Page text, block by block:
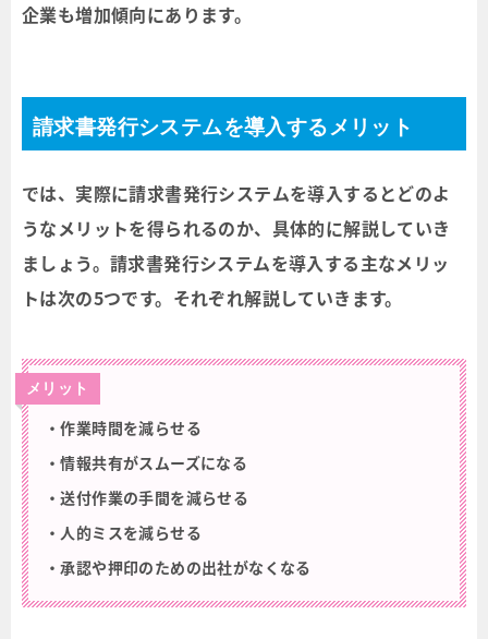
企業も増加傾向にあります。
請求書発行システムを導入するメリット
では、実際に請求書発行システムを導入するとどのよ
うなメリットを得られるのか、具体的に解説していき
ましょう。請求書発行システムを導入する主なメリッ
トは次の5つです。それぞれ解説していきます。
メリット
・作業時間を減らせる
・情報共有がスムーズになる
・送付作業の手間を減らせる
・人的ミスを減らせる
・承認や押印のための出社がなくなる